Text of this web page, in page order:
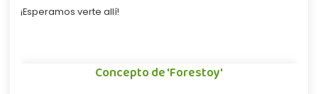
¡Esperamos verte allí!
Concepto de 'Forestoy'